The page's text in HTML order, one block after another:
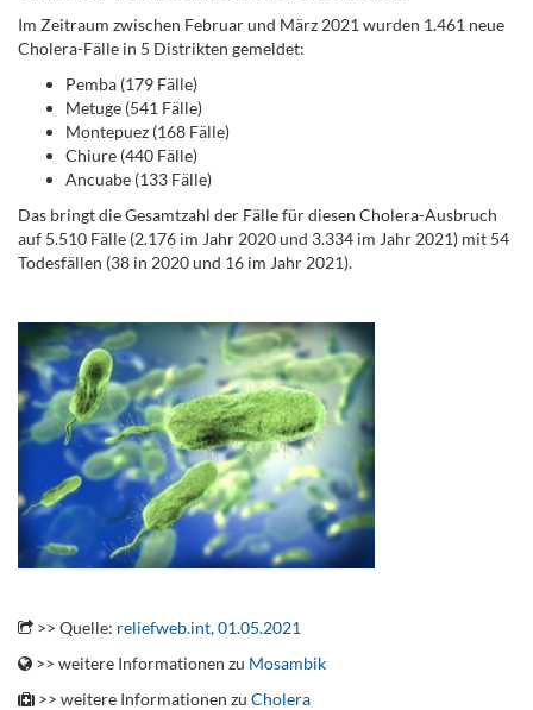
Im Zeitraum zwischen Februar und März 2021 wurden 1.461 neue
Cholera-Fälle in 5 Distrikten gemeldet:
Pemba (179 Fälle)
Metuge (541 Fälle)
Montepuez (168 Fälle)
Chiure (440 Fälle)
Ancuabe (133 Fälle)
Das bringt die Gesamtzahl der Fälle für diesen Cholera-Ausbruch
auf 5.510 Fälle (2.176 im Jahr 2020 und 3.334 im Jahr 2021) mit 54
Todesfällen (38 in 2020 und 16 im Jahr 2021).
>> Quelle: reliefweb.int, 01.05.2021
>> weitere Informationen zu Mosambik
>> weitere Informationen zu Cholera